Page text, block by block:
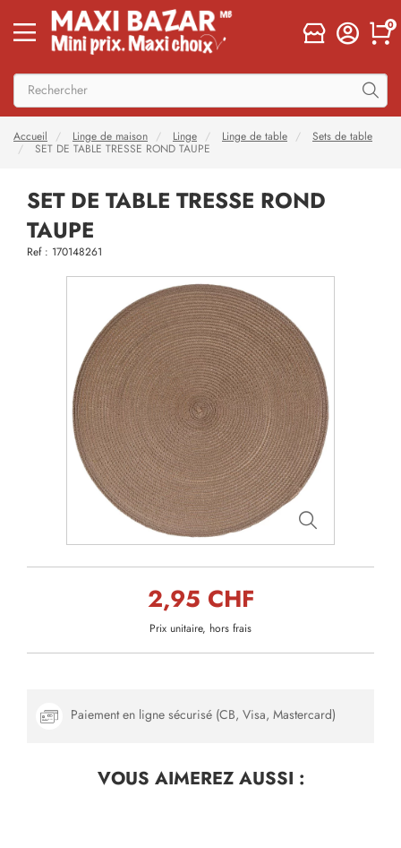
0
Accueil Linge de maison Linge Linge de table
Sets de table
SET DE TABLE TRESSE ROND TAUPE
SET DE TABLE TRESSE ROND
TAUPE
Ref : 170148261
2,95 CHF
Prix unitaire, hors frais
Paiement en ligne sécurisé (CB, Visa, Mastercard)
VOUS AIMEREZAUSSI :